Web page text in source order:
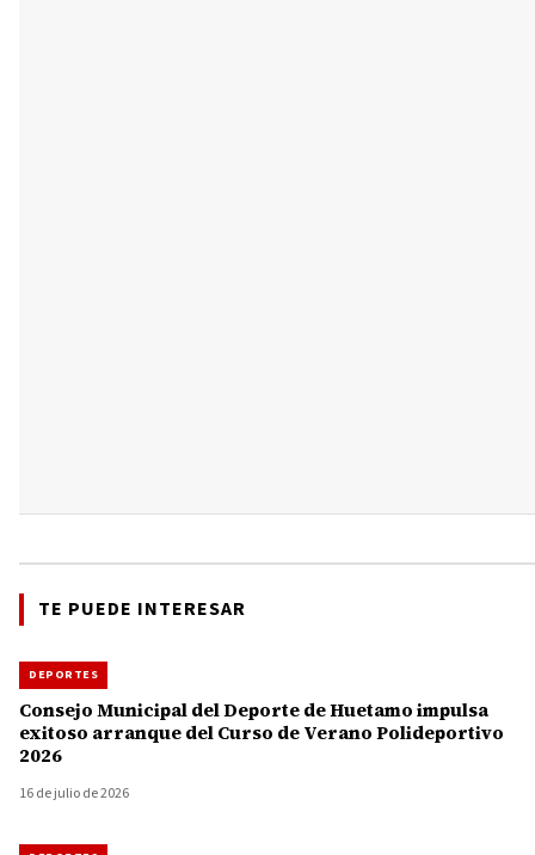
TE PUEDE INTERESAR
DEPORTES
Consejo Municipal del Deporte de Huetamo impulsa
exitoso arranque del Curso de Verano Polideportivo
2026
16 de julio de 2026